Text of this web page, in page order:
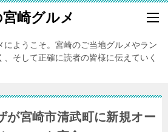
崎グルメ
にようこそ。宮崎のご当地グルメやラン
そして正確に読者の皆様に伝えていく
が宮崎市清武町に新規オー